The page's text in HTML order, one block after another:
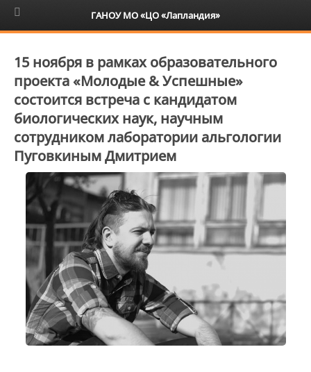
6+
15 ноября в рамках образовательного
проекта «Молодые & Успешные»
состоится встреча с кандидатом
биологических наук, научным
сотрудником лаборатории альгологии
Пуговкиным Дмитрием
ГАНОУ МО «ЦО «Лапландия»